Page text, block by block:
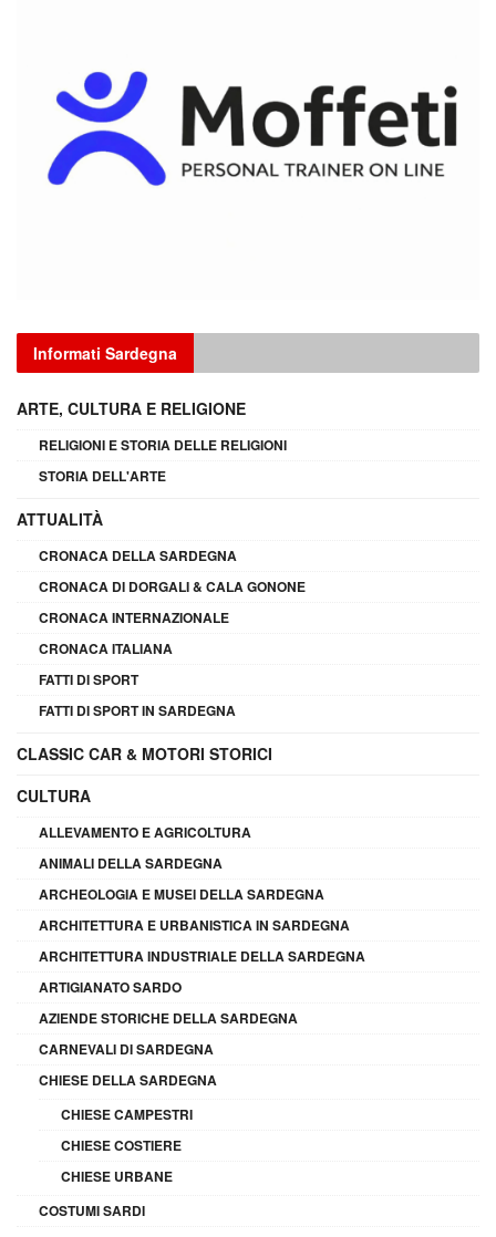
Informati Sardegna
ARTE, CULTURA E RELIGIONE
RELIGIONI E STORIA DELLE RELIGIONI
STORIA DELL'ARTE
ATTUALITÀ
CRONACA DELLA SARDEGNA
CRONACA DI DORGALI & CALA GONONE
CRONACA INTERNAZIONALE
CRONACA ITALIANA
FATTI DI SPORT
FATTI DI SPORT IN SARDEGNA
CLASSIC CAR & MOTORI STORICI
CULTURA
ALLEVAMENTO E AGRICOLTURA
ANIMALI DELLA SARDEGNA
ARCHEOLOGIA E MUSEI DELLA SARDEGNA
ARCHITETTURA E URBANISTICA IN SARDEGNA
ARCHITETTURA INDUSTRIALE DELLA SARDEGNA
ARTIGIANATO SARDO
AZIENDE STORICHE DELLA SARDEGNA
CARNEVALI DI SARDEGNA
CHIESE DELLA SARDEGNA
CHIESE CAMPESTRI
CHIESE COSTIERE
CHIESE URBANE
COSTUMI SARDI